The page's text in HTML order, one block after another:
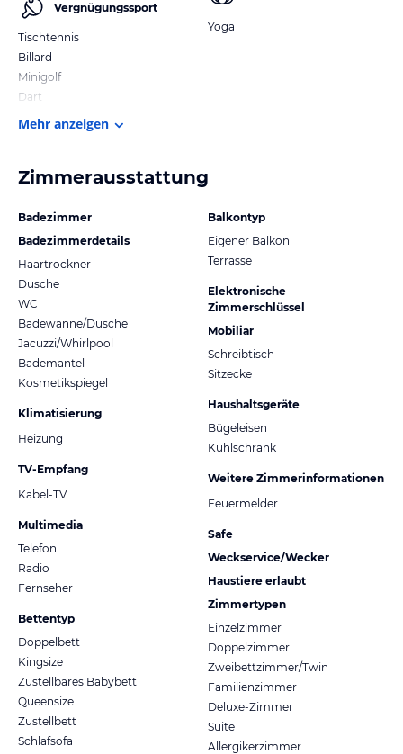
Vergnügungssport
Tischtennis
Billard
Minigolf
Dart
Yoga
Mehr anzeigen
Zimmerausstattung
Badezimmer
Badezimmerdetails
Haartrockner
Dusche
WC
Badewanne/Dusche
Jacuzzi/Whirlpool
Bademantel
Kosmetikspiegel
Klimatisierung
Heizung
TV-Empfang
Kabel-TV
Multimedia
Telefon
Radio
Fernseher
Bettentyp
Doppelbett
Kingsize
Zustellbares Babybett
Queensize
Zustellbett
Schlafsofa
Balkontyp
Eigener Balkon
Terrasse
Elektronische
Zimmerschlüssel
Mobiliar
Schreibtisch
Sitzecke
Haushaltsgeräte
Bügeleisen
Kühlschrank
Weitere Zimmerinformationen
Feuermelder
Safe
Weckservice/Wecker
Haustiere erlaubt
Zimmertypen
Einzelzimmer
Doppelzimmer
Zweibettzimmer/Twin
Familienzimmer
Deluxe-Zimmer
Suite
Allergikerzimmer